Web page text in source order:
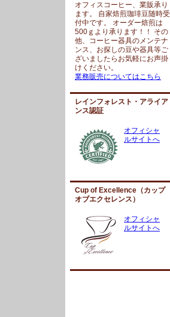
オフィスコーヒー、業販承り
ます。 自家焙煎珈琲豆随時受
付中です。 オーダー焙煎は
500ｇより承ります！！ その
他、コーヒー器具のメンテナ
ンス、お探しの豆や器具等ご
ざいましたらお気軽にお声掛
けください。
業務販売についてはこちら
レインフォレスト・アライア
ンス認証
オフィシャ
ルサイトへ
Cup of Excellence（カップ
オブエクセレンス）
オフィシャ
ルサイトへ